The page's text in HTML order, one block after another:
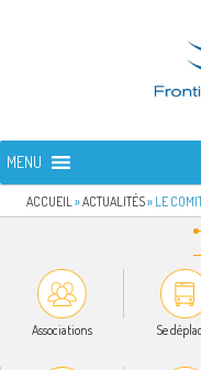
FRONTIGNAN
MENU
ACCUEIL »ACTUALITÉS» LE
Associations Se